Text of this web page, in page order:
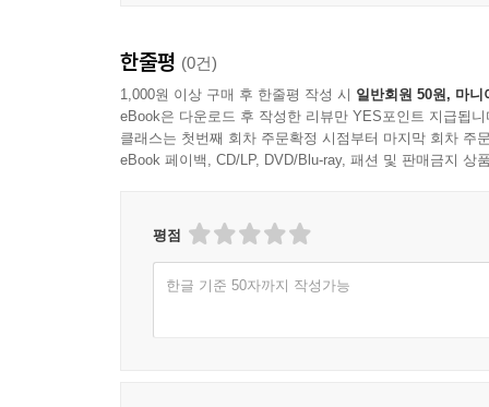
한줄평 (0건)
1,000원 이상 구매 후 한줄평 작성 시 일반회원 50원, 마니
eBook은 다운로드 후 작성한 리뷰만 YES포인트 지급됩니
클래스는 첫번째 회차 주문확정 시점부터 마지막 회차 주
eBook 페이백, CD/LP, DVD/Blu-ray, 패션 및 판매금지 상
평점
한글 기준 50자까지 작성가능